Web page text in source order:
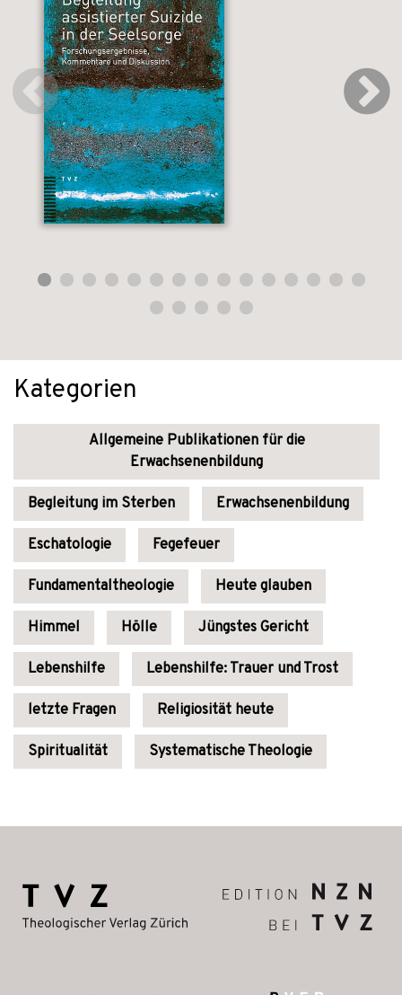
Kategorien
Allgemeine Publikationen für die
Erwachsenenbildung
Begleitung im Sterben Erwachsenenbildung
Eschatologie Fegefeuer
Fundamentaltheologie Heute glauben
Himmel Hölle Jüngstes Gericht
Lebenshilfe Lebenshilfe: Trauer und Trost
letzte Fragen Religiosität heute
Spiritualität Systematische Theologie